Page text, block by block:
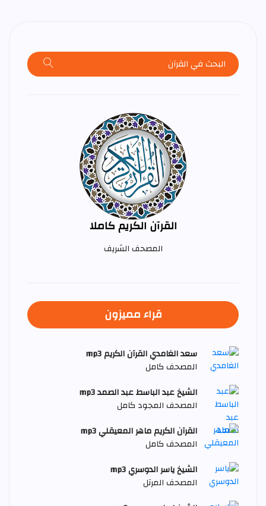
القرآن الكريم كاملا
المصحف الشريف
قراء مميزون
سعد الغامدي القرآن الكريم mp3
المصحف كامل
الشيخ عبد الباسط عبد الصمد mp3
المصحف المجود كامل
القرآن الكريم ماهر المعيقلي mp3
المصحف كامل
الشيخ ياسر الدوسري mp3
المصحف المرتل